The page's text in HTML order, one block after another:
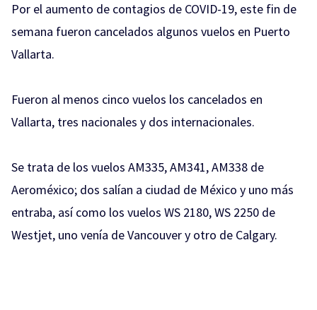
Por el aumento de contagios de COVID-19, este fin de
semana fueron cancelados algunos vuelos en Puerto
Vallarta.
Fueron al menos cinco vuelos los cancelados en
Vallarta, tres nacionales y dos internacionales.
Se trata de los vuelos AM335, AM341, AM338 de
Aeroméxico; dos salían a ciudad de México y uno más
entraba, así como los vuelos WS 2180, WS 2250 de
Westjet, uno venía de Vancouver y otro de Calgary.